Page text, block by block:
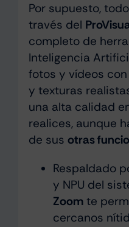
Por supuesto,
través del
completo de
Inteligencia
fotos y vídeos
y texturas
una alta calidad
realices, aunque
de sus otras
Respaldado
y NPU del
Zoomte
cercanos